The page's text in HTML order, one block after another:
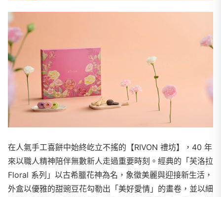
在人氣手工喜餅中始終屹立不搖的【RIVON 禮坊】，40 年
來以職人精神陪伴無數新人走過重要時刻。經典的「芙洛拉
Floral 系列」以古希臘花神為名，象徵美麗與迎接新生活，
外盒以優雅的甜豌豆花勾勒出「美好愛情」的畫卷，並以細